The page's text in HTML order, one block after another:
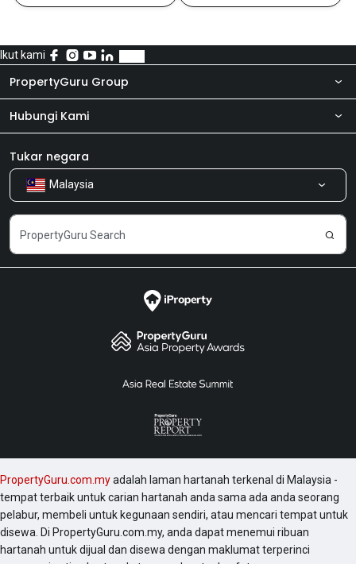
Ikut kami
PropertyGuru Group
Tentang kita
Produk kami
Kerjaya
Hubungi Kami
Bilik Berita
Kongsi Maklum Balas
Tukar negara
Malaysia
PropertyGuru.com.myadalah laman hartanah terkenal di Malaysia -
tempat terbaik untuk carian hartanah anda sama ada anda seorang
pelabur, membeli untuk kegunaan sendiri, atau mencari tempat untuk
disewa. Di PropertyGuru.com.my, anda dapat menemui ribuan
hartanah untuk dijual dan disewa dengan maklumat terperinci